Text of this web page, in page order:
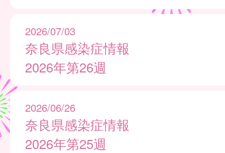
2026/07/03
奈良県感染症情報
2026年第26週
2026/06/26
奈良県感染症情報
2026年第25週